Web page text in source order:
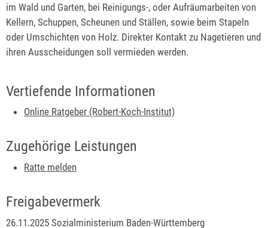
im Wald und Garten, bei Reinigungs-, oder Aufräumarbeiten von
Kellern, Schuppen, Scheunen und Ställen, sowie beim Stapeln
oder Umschichten von Holz. Direkter Kontakt zu Nagetieren und
ihren Ausscheidungen soll vermieden werden.
Vertiefende Informationen
Online Ratgeber (Robert-Koch-Institut)
Zugehörige Leistungen
Ratte melden
Freigabevermerk
26.11.2025 Sozialministerium Baden-Württemberg